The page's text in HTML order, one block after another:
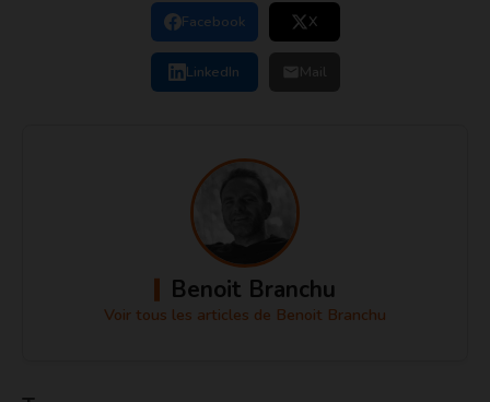
Facebook X
LinkedIn
Benoit Branchu
Voir tous les articles de Benoit Branchu